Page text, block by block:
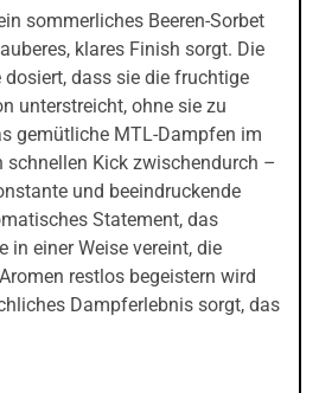
sommerliches Beeren-Sorbet
klares Finish sorgt. Die
dass sie die fruchtige
unterstreicht, ohne sie zu
gemütliche MTL-Dampfen im
schnellen Kick zwischendurch –
und beeindruckende
Statement, das
in einer Weise vereint, die
restlos begeistern wird
Dampferlebnis sorgt, das